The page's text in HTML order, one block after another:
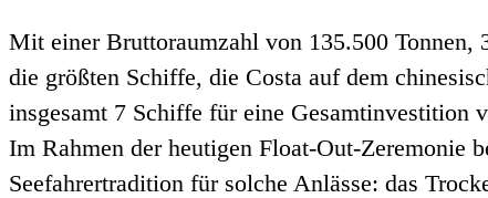
Mit einer Bruttoraumzahl von 135.500 Tonnen,
die größten Schiffe, die Costa auf dem
insgesamt 7 Schiffe für eine Gesamtinvestition
Im Rahmen der heutigen Float-Out-Zeremonie
Seefahrertradition für solche Anlässe: das